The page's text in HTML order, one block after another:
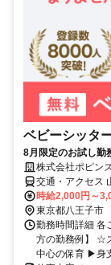
ベビーシッタ
8月限定のお試し
株式会社ポピン
交通・アクセス
時給2,000円～
東京都八王子市
勤務時間詳細 各
方の勤務例】 ☆
中心の保育 ▶身